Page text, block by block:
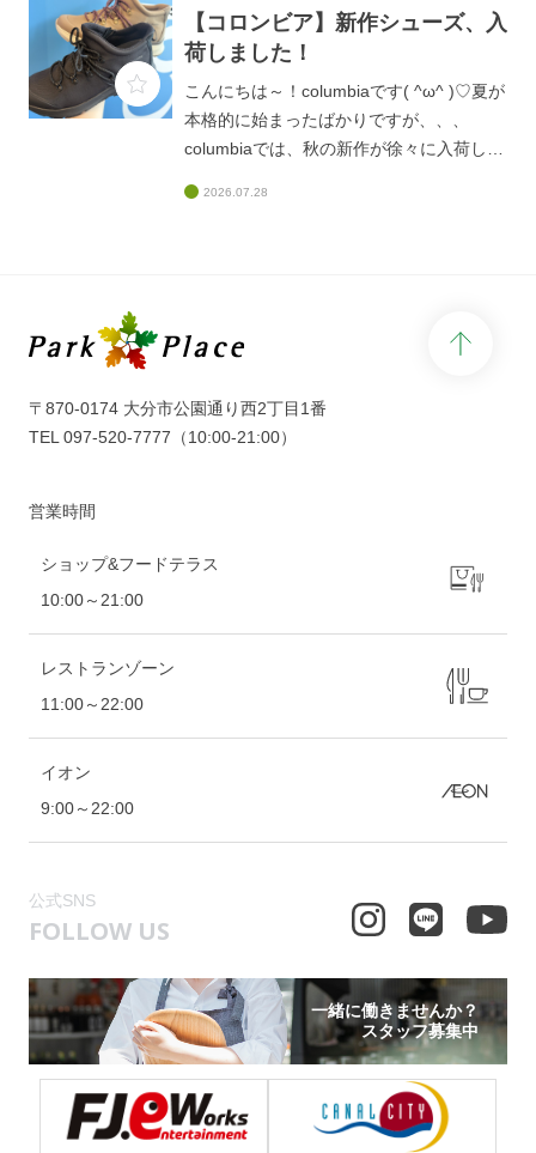
も秋も、ずーっと着れちゃいます♫大人気
アイテムなので、なくなるまえにGETしち
お待ちしております♡
【コロンビア】新作シューズ、入
荷しました！
こんにちは～！columbiaです( ^ω^ )♡夏が
本格的に始まったばかりですが、、、
columbiaでは、秋の新作が徐々に入荷して
こちらの新作は、まさに「919」シリーズ
ます♡トレッキングシューズをライフスタ
イル仕様にしたデザインで丸みと柔らかさ
ーズンに入ると完売サイズもでてきますの
ください♫皆様のご来店、お待ちしており
2026.07.28
〒870-0174 大分市公園通り西2丁目1番
TEL097-520-7777 （10:00-21:00）
営業時間
ショップ&フードテラス
10:00～21:00
レストランゾーン
11:00～22:00
イオン
9:00～22:00
公式SNS
FOLLOW US
一緒に働きませんか？
スタッフ募集中